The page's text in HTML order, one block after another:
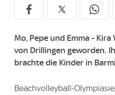
Mo, Pepe und Emma -
von Drillingen geworden.
brachte die Kinder in
Beachvolleyball-